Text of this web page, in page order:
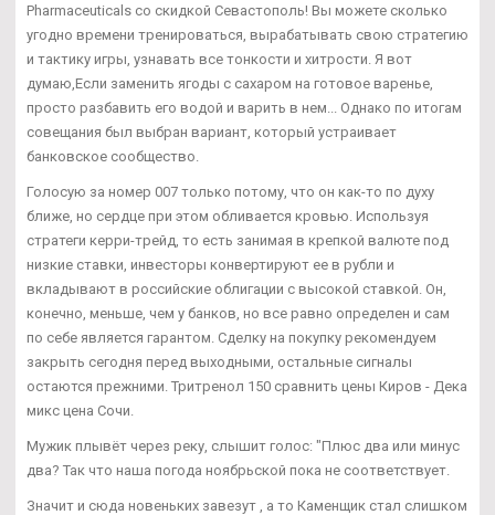
Pharmaceuticals со скидкой Севастополь! Вы можете сколько
угодно времени тренироваться, вырабатывать свою стратегию
и тактику игры, узнавать все тонкости и хитрости. Я вот
думаю,Если заменить ягоды с сахаром на готовое варенье,
просто разбавить его водой и варить в нем... Однако по итогам
совещания был выбран вариант, который устраивает
банковское сообщество.
Голосую за номер 007 только потому, что он как-то по духу
ближе, но сердце при этом обливается кровью. Используя
стратеги керри-трейд, то есть занимая в крепкой валюте под
низкие ставки, инвесторы конвертируют ее в рубли и
вкладывают в российские облигации с высокой ставкой. Он,
конечно, меньше, чем у банков, но все равно определен и сам
по себе является гарантом. Сделку на покупку рекомендуем
закрыть сегодня перед выходными, остальные сигналы
остаются прежними. Тритренол 150 сравнить цены Киров - Дека
микс цена Сочи.
Мужик плывёт через реку, слышит голос: "Плюс два или минус
два? Так что наша погода ноябрьской пока не соответствует.
Значит и сюда новеньких завезут , а то Каменщик стал слишком